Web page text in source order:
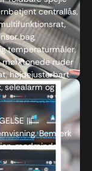
centrallås,
bag,
temperaturmåler,
mørktonede ruder
højdejusterbart
selealarm og
|||
Bemærk
medmindre